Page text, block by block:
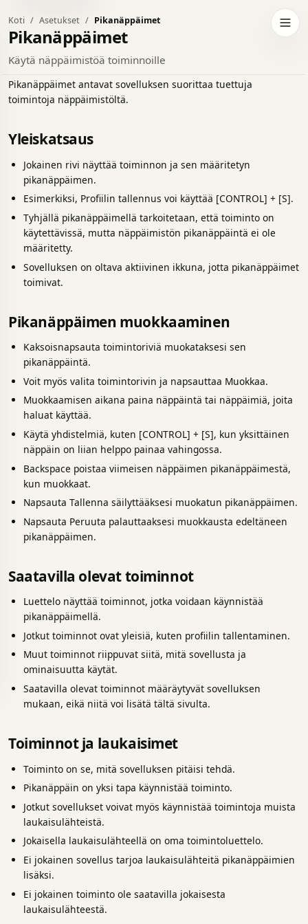
Avaa
tummaan teemaan
Koti Asetukset Pikanäppäimet
Pikanäppäimet
Käytä näppäimistöä toiminnoille
Pikanäppäimet antavat sovelluksen suorittaa tuettuja
toimintoja näppäimistöltä.
Yleiskatsaus
Jokainen rivi näyttää toiminnon ja sen määritetyn
pikanäppäimen.
Esimerkiksi, Profiilin tallennus voi käyttää [CONTROL] + [S].
Tyhjällä pikanäppäimellä tarkoitetaan, että toiminto on
käytettävissä, mutta näppäimistön pikanäppäintä ei ole
määritetty.
Sovelluksen on oltava aktiivinen ikkuna, jotta pikanäppäimet
toimivat.
Pikanäppäimen muokkaaminen
Kaksoisnapsauta toimintoriviä muokataksesi sen
pikanäppäintä.
Voit myös valita toimintorivin ja napsauttaa Muokkaa.
Muokkaamisen aikana paina näppäintä tai näppäimiä, joita
haluat käyttää.
Käytä yhdistelmiä, kuten [CONTROL] + [S], kun yksittäinen
näppäin on liian helppo painaa vahingossa.
Backspace poistaa viimeisen näppäimen pikanäppäimestä,
kun muokkaat.
Napsauta Tallenna säilyttääksesi muokatun pikanäppäimen.
Napsauta Peruuta palauttaaksesi muokkausta edeltäneen
pikanäppäimen.
Saatavilla olevat toiminnot
Luettelo näyttää toiminnot, jotka voidaan käynnistää
pikanäppäimellä.
Jotkut toiminnot ovat yleisiä, kuten profiilin tallentaminen.
Muut toiminnot riippuvat siitä, mitä sovellusta ja
ominaisuutta käytät.
Saatavilla olevat toiminnot määräytyvät sovelluksen
mukaan, eikä niitä voi lisätä tältä sivulta.
Toiminnot ja laukaisimet
Toiminto on se, mitä sovelluksen pitäisi tehdä.
Pikanäppäin on yksi tapa käynnistää toiminto.
Jotkut sovellukset voivat myös käynnistää toimintoja muista
laukaisulähteistä.
Jokaisella laukaisulähteellä on oma toimintoluettelo.
Ei jokainen sovellus tarjoa laukaisulähteitä pikanäppäimien
lisäksi.
Ei jokainen toiminto ole saatavilla jokaisesta
laukaisulähteestä.